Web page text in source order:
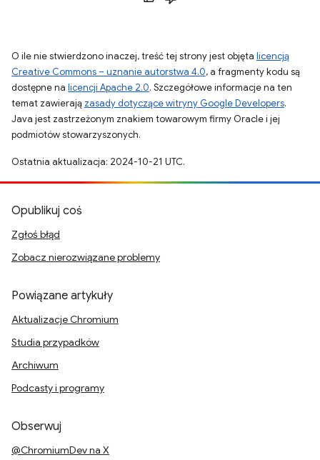
O ile nie stwierdzono inaczej, treść tej strony jest objęta licencją
Creative Commons – uznanie autorstwa 4.0, a fragmenty kodu są
dostępne na licencji Apache 2.0. Szczegółowe informacje na ten
temat zawierają zasady dotyczące witryny Google Developers.
Java jest zastrzeżonym znakiem towarowym firmy Oracle i jej
podmiotów stowarzyszonych.
Ostatnia aktualizacja: 2024-10-21 UTC.
Opublikuj coś
Zgłoś błąd
Zobacz nierozwiązane problemy
Powiązane artykuły
Aktualizacje Chromium
Studia przypadków
Archiwum
Podcasty i programy
Obserwuj
@ChromiumDev na X